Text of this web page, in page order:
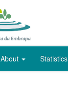
About Statistics